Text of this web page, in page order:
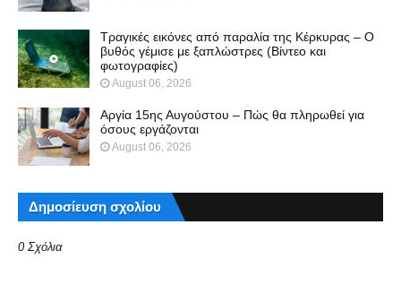
Τραγικές εικόνες από παραλία της Κέρκυρας – Ο
βυθός γέμισε με ξαπλώστρες (Βίντεο και
φωτογραφίες)
August 06, 2026
Αργία 15ης Αυγούστου – Πώς θα πληρωθεί για
όσους εργάζονται
August 06, 2026
Δημοσίευση σχολίου
0 Σχόλια